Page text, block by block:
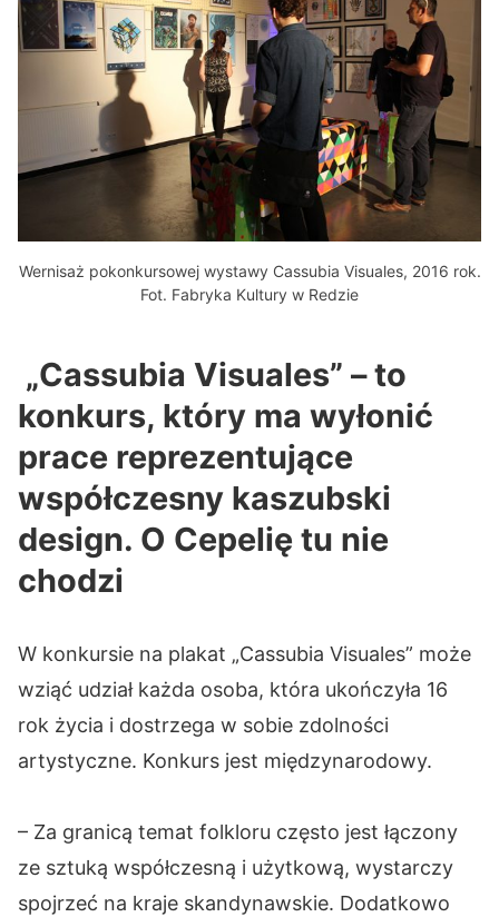
Wernisaż pokonkursowej wystawy Cassubia Visuales, 2016 rok.
Fot. Fabryka Kultury w Redzie
„Cassubia Visuales” – to
konkurs, który ma wyłonić
prace reprezentujące
współczesny kaszubski
design. O Cepelię tu nie
chodzi
W konkursie na plakat „Cassubia Visuales” może
wziąć udział każda osoba, która ukończyła 16
rok życia i dostrzega w sobie zdolności
artystyczne. Konkurs jest międzynarodowy.
– Za granicą temat folkloru często jest łączony
ze sztuką współczesną i użytkową, wystarczy
spojrzeć na kraje skandynawskie. Dodatkowo